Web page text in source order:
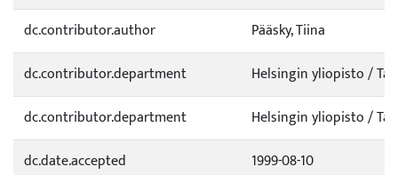
dc.contributor.author
Pääsky, Tiina
dc.contributor.department
Helsingin yliopisto /
dc.contributor.department
Helsingin yliopisto /
dc.date.accepted
1999-08-10